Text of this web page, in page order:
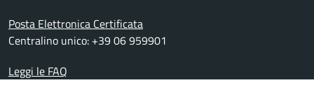
Posta Elettronica Certificata
Centralino unico: +39 06 959901
Leggi le FAQ